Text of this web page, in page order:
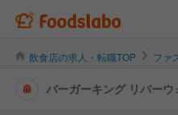
飲食店の求人・転職TOP ファ
バーガーキング リバー